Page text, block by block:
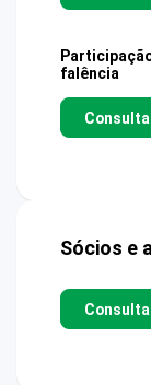
falência
Sócios e